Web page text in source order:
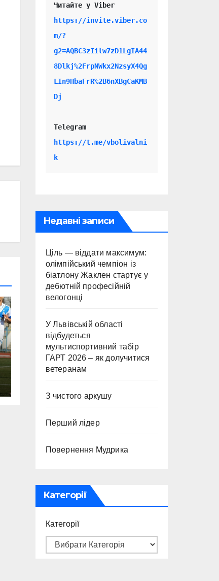
Читайте у Viber
https://invite.viber.co
m/?
g2=AQBC3zIilw7zD1LgIA44
8Dlkj%2FrpNWkx2NzsyX4Qg
LIn9HbaFrR%2B6nXBgCaKMB
Dj
Telegram
https://t.me/vbolivalni
k
Недавні записи
Ціль — віддати максимум:
олімпійський чемпіон із
біатлону Жаклен стартує у
дебютній професійній
велогонці
У Львівській області
відбудеться
мультиспортивний табір
ГАРТ 2026 – як долучитися
ветеранам
З чистого аркушу
Перший лідер
Повернення Мудрика
Категорії
Категорії